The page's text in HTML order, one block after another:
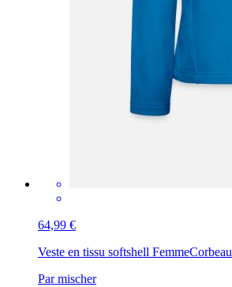
64,99 €
Veste en tissu softshell FemmeCorbeau
Par mischer